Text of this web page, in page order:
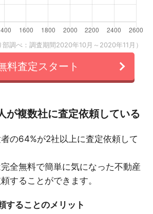
部調べ：調査期間2020年10月～2020年11月）
料査定スタート
が複数社に査定依頼している
の64%が2社以上に査定依頼して
全無料で簡単に気になった不動産
することができます。
することのメリット